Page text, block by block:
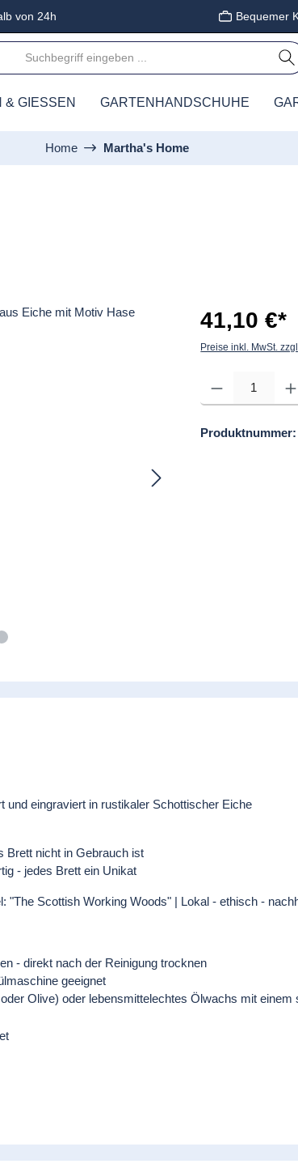
von 24h Bequemer
GIESSEN GARTENHANDSCHUHE
Home Martha's Home
41,10 €*
Preise inkl. MwSt.
Produkt Anzahl: Gib
und eingraviert in rustikaler Schottischer Eiche
Brett nicht in Gebrauch ist
- jedes Brett ein Unikat
"The Scottish Working Woods" | Lokal - ethisch -
- direkt nach der Reinigung trocknen
geeignet
Olive) oder lebensmittelechtes Ölwachs mit